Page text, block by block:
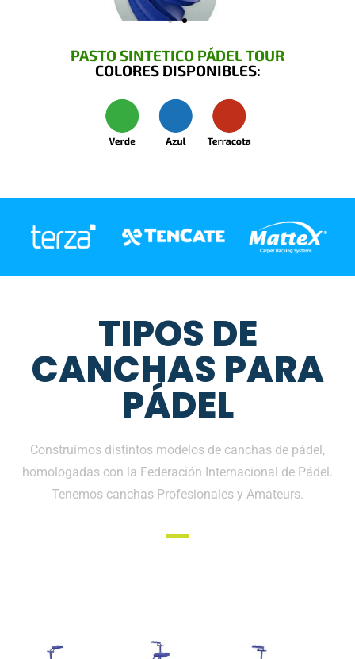
PASTO SINTETICO PÁDEL TOUR
COLORES DISPONIBLES:
TIPOS DE
CANCHAS PARA
PÁDEL
Construimos distintos modelos de canchas de pádel,
homologadas con la Federación Internacional de Pádel.
Tenemos canchas Profesionales y Amateurs.